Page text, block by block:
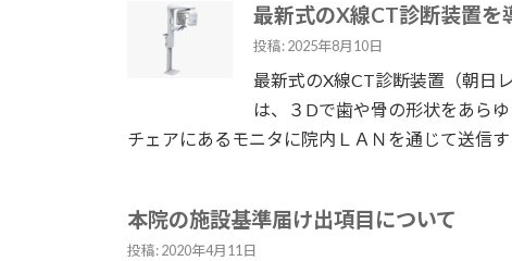
最新式のX線CT診断装置を
投稿: 2025年8月10日
最新式のX線CT診断装置（朝日
は、３Dで歯や骨の形状をあら
チェアにあるモニタに院内ＬＡＮを通じて送信
本院の施設基準届け出項目について
投稿: 2020年4月11日